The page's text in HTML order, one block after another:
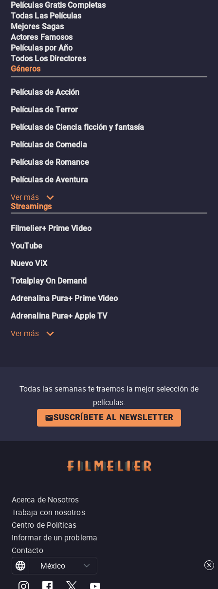
Películas Gratis Completas
Todas Las Películas
Mejores Sagas
Actores Famosos
Películas por Año
Todos Los Directores
Géneros
Películas de Acción
Películas de Terror
Películas de Ciencia ficción y fantasía
Películas de Comedia
Películas de Romance
Películas de Aventura
Ver más
Streamings
Filmelier+ Prime Video
YouTube
Nuevo ViX
Totalplay On Demand
Adrenalina Pura+ Prime Video
Adrenalina Pura+ Apple TV
Ver más
Todas las semanas te traemos la mejor selección de
películas.
SUSCRÍBETE AL NEWSLETTER
Acerca de Nosotros
Trabaja con nosotros
Centro de Políticas
Informar de un problema
Contacto
México